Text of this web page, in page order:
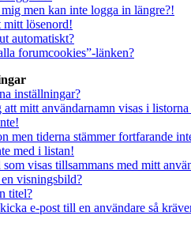
men kan inte logga in längre?!
mitt lösenord!
automatiskt?
forumcookies”-länken?
inställningar?
mitt användarnamn visas i
men tiderna stämmer fortfarande
med i listan!
visas tillsammans med mitt
visningsbild?
titel?
e-post till en användare så